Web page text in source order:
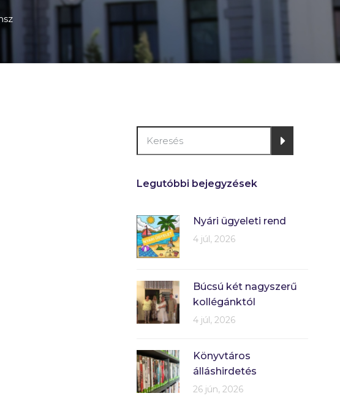
Legutóbbi bejegyzések
Nyári ügyeleti rend
4 júl, 2026
Búcsú két nagyszerű
kollégánktól
4 júl, 2026
Könyvtáros
álláshirdetés
26 jún, 2026